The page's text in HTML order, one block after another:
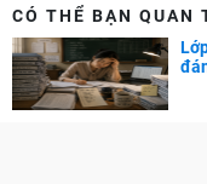
Điểm chuẩn lớp 10
CÓ THỂ BẠN QUAN